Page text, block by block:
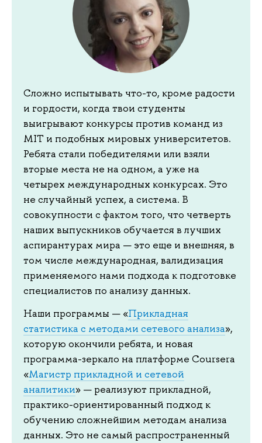
Сложно испытывать что-то, кроме радости
и гордости, когда твои студенты
выигрывают конкурсы против команд из
MIT и подобных мировых университетов.
Ребята стали победителями или взяли
вторые места не на одном, а уже на
четырех международных конкурсах. Это
не случайный успех, а система. В
совокупности с фактом того, что четверть
наших выпускников обучается в лучших
аспирантурах мира — это еще и внешняя, в
том числе международная, валидизация
применяемого нами подхода к подготовке
специалистов по анализу данных.
Наши программы — «Прикладная
статистика с методами сетевого анализа»,
которую окончили ребята, и новая
программа-зеркало на платформе Coursera
«Магистр прикладной и сетевой
аналитики» — реализуют прикладной,
практико-ориентированный подход к
обучению сложнейшим методам анализа
данных. Это не самый распространенный